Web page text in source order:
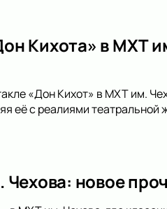
Кихота» в МХТ
«Дон Кихот» в МХТ им.
её с реалиями
новое